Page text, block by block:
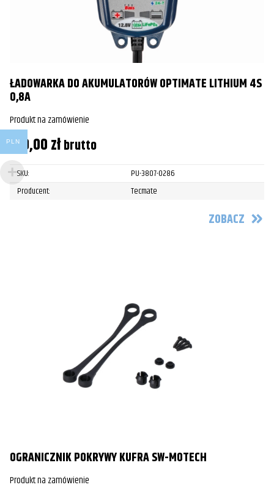
ŁADOWARKA DO AKUMULATORÓW OPTIMATE LITHIUM 4S
0,8A
Produkt na zamówienie
319,00złbrutto
SKU:
PU-3807-0286
Producent:
Tecmate
ZOBACZ
OGRANICZNIK POKRYWY KUFRA SW-MOTECH
Produkt na zamówienie
PLN